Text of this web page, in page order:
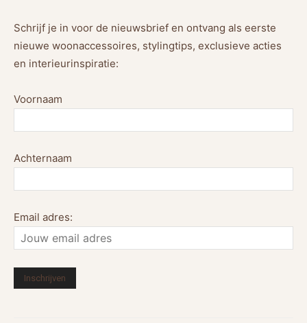
Schrijf je in voor de nieuwsbrief en ontvang als eerste
nieuwe woonaccessoires, stylingtips, exclusieve acties
en interieurinspiratie:
Voornaam
Achternaam
Email adres: